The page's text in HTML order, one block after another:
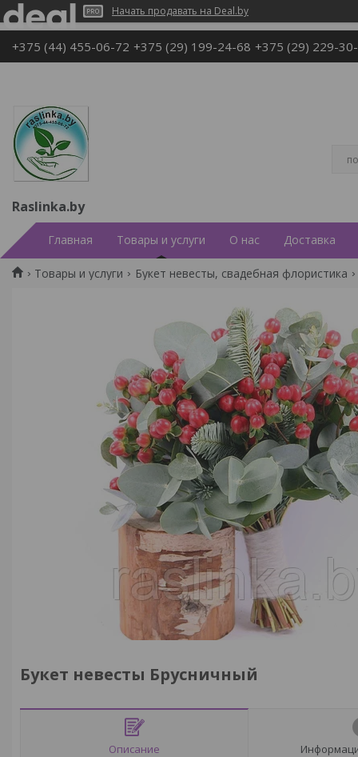
Начать продавать на Deal.by
+375 (44) 455-06-72 +375 (29) 199-24-68 +375 (29) 229-
Raslinka.by
Главная Товары и услуги О нас Доставка
Товары и услуги Букет невесты, свадебная флористика
Букет невесты Брусничный
Описание